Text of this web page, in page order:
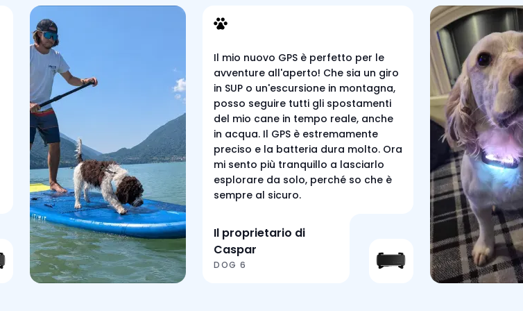
Il mio nuovo GPS è perfetto per le
avventure all'aperto! Che sia un giro
in SUP o un'escursione in montagna,
posso seguire tutti gli spostamenti
del mio cane in tempo reale, anche
in acqua. Il GPS è estremamente
preciso e la batteria dura molto. Ora
mi sento più tranquillo a lasciarlo
esplorare da solo, perché so che è
sempre al sicuro.
Il proprietario di
Caspar
DOG 6